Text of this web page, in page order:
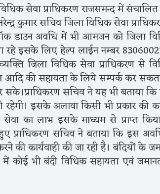
सेवा प्राधिकरण राजसमन्द में
कुमार सचिव जिला विधिक सेवा
डाउन अवधि में भी आमजन को जिला
रहे इसके लिए हेल्प लाईन नम्बर
जिला विधिक सेवा प्राधिकरण से
आदि की सहायता के लिये सम्पर्क कर
सचिव ने यह भी बताया
इसके अलावा किसी भी प्रकार की
का लाभ इसके माध्यम से प्राप्त
प्राधिकरण सचिव ने बताया कि इस
कार्यवाही की जा रही है। बंदियों के
कोई भी बंदी विधिक सहायता एवं